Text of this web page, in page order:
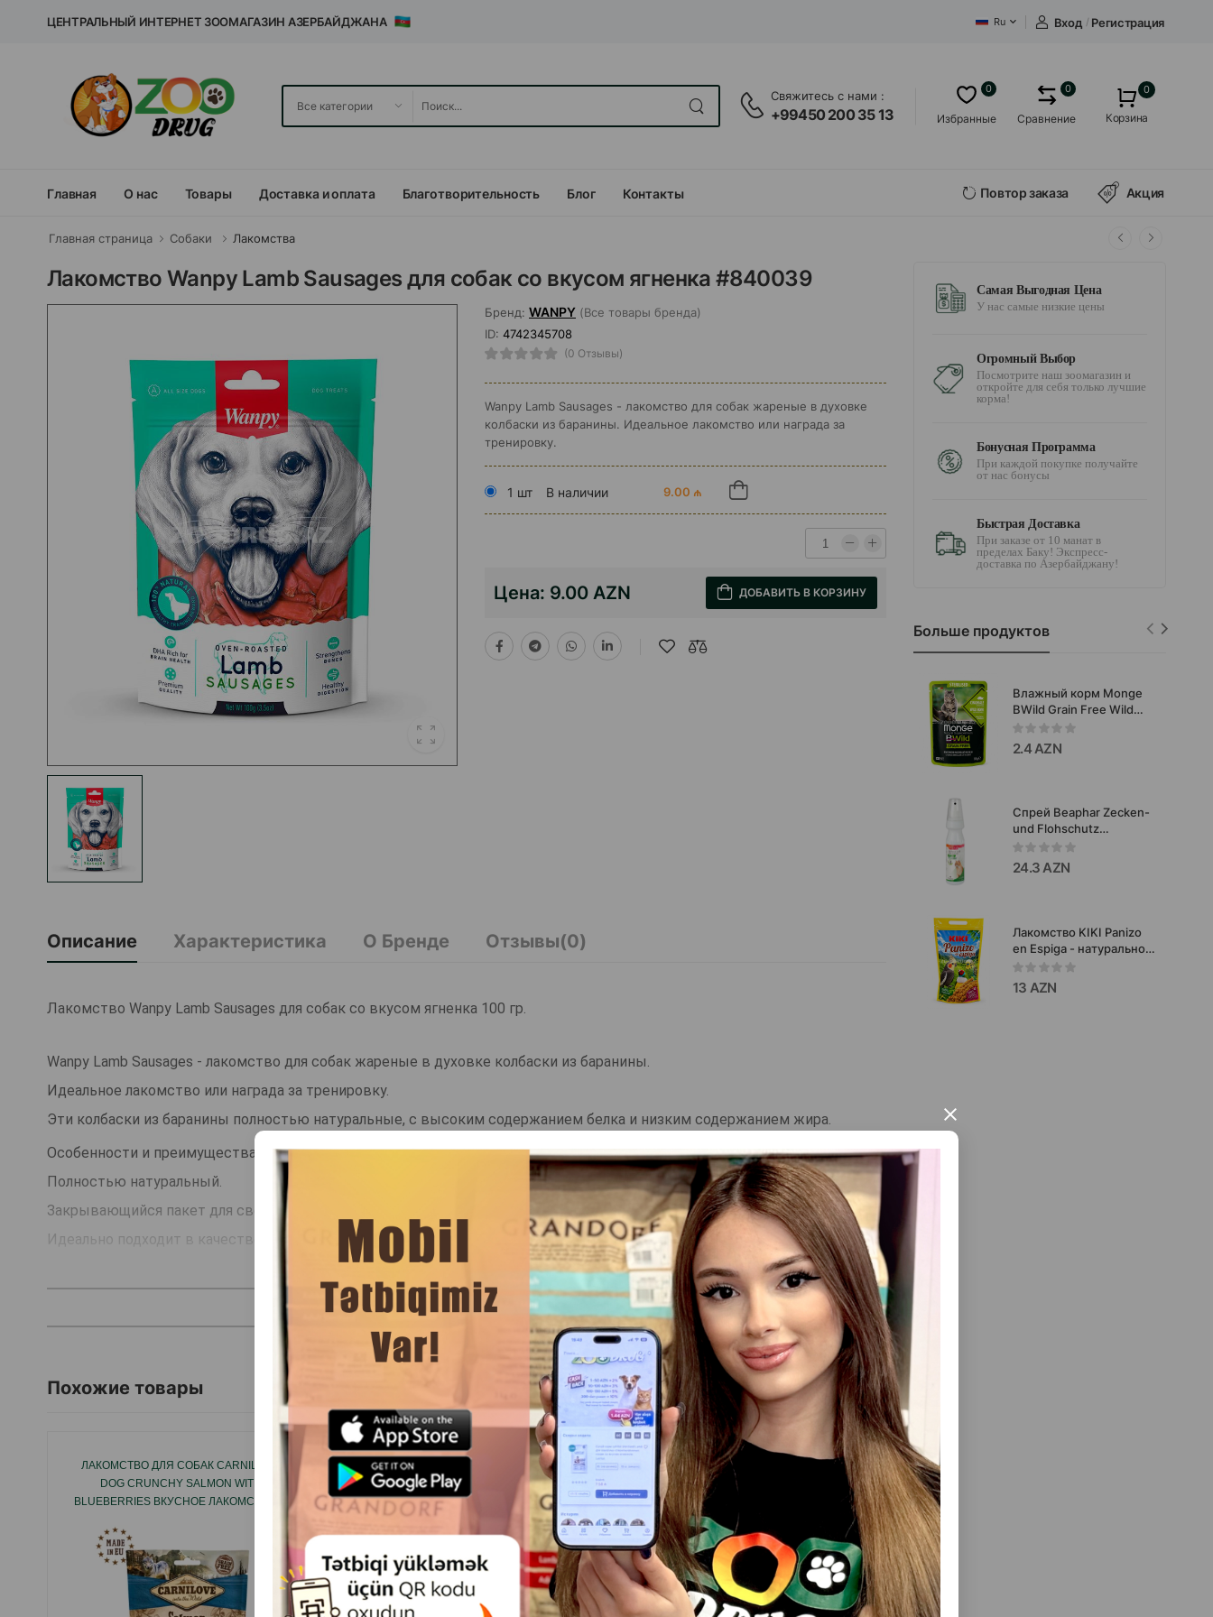
×
ЦЕНТРАЛЬНЫЙ ИНТЕРНЕТ ЗООМАГАЗИН АЗЕРБАЙДЖАНА Ru Вход / Регистрация
Свяжитесь с нами :
+99450 200 35 13 Избранные
0
Сравнение
0 0
Корзина
Главная О нас Товары Доставка и оплата Благотворительность Блог Контакты Повтор заказа Акция
Главная страница Собаки Лакомства
Лакомство Wanpy Lamb Sausages для собак со вкусом ягненка #840039
Бренд: WANPY (Все товары бренда)
ID: 4742345708
(0 Отзывы)
Wanpy Lamb Sausages - лакомство для собак жареные в духовке
колбаски из баранины. Идеальное лакомство или награда за
тренировку.
1 шт В наличии 9.00 ₼
Цена: 9.00 AZN ДОБАВИТЬ В КОРЗИНУ
Описание Характеристика О Бренде Отзывы(0)
Лакомство Wanpy Lamb Sausages для собак со вкусом ягненка 100 гр.
Wanpy Lamb Sausages - лакомство для собак жареные в духовке колбаски из баранины.
Идеальное лакомство или награда за тренировку.
Эти колбаски из баранины полностью натуральные, с высоким содержанием белка и низким содержанием жира.
Особенности и преимущества:
Полностью натуральный.
Закрывающийся пакет для свежести.
Идеально подходит в качестве награды между приемами пищи (не заменяет еду).
ЧИТАТЬ ДАЛЬШЕ
Похожие товары Смотреть Все
ЛАКОМСТВО ДЛЯ СОБАК CARNILOVE
DOG CRUNCHY SALMON WITH
BLUEBERRIES ВКУСНОЕ ЛАКОМСТВО С
ЛАКОМСТВО 8IN1 122593 DELIGHTS
CHICKEN TWISTED STICKS - НАБОР
ТОНКИХ ЖЕВАТЕЛЬНЫХ ПАЛОЧЕК,
СКРУЧЕННЫХ С АРОМАТНЫМ КУРИНЫМ
МЯСОМ.
ЛАКОМСТВО 8IN1 144632 FLAVOURS
TRIPLE FLAVOUR SKEWERS — ЭТО
ВКУСНЫЕ ЖЕВАТЕЛЬНЫЕ ШПАЖКИ С
ПЯТЬЮ РАЗНЫМИ МЯСНЫМИ ВКУСАМИ.
ЛАКОМСТВО WANPY CHICKEN JERKY &
CALCIUM BONE TWISTS ДЛЯ СОБАК СО
ВКУСОМ КУРИНОЙ КОСТИ И КАЛЬЦИЯ
Самая Выгодная Цена
У нас самые низкие цены
Огромный Выбор
Посмотрите наш зоомагазин и
откройте для себя только лучшие
корма!
Бонусная Программа
При каждой покупке получайте
от нас бонусы
Быстрая Доставка
При заказе от 10 манат в
пределах Баку! Экспресс-
доставка по Азербайджану!
Больше продуктов
Влажный корм Monge
BWild Grain Free Wild
Boar Sterilised -
беззерновой
полнорационный корм
кабана и овощами в
аппетитном соусе 85гр
2.4 AZN
Спрей Beaphar Zecken-
und Flohschutz
обеспечивая
немедленную защиту
кошек от клещей и блох
24.3 AZN
Лакомство KIKI Panizo
en Espiga - натуральное
лакомство для
декоративных птиц,
изготовленное из
13 AZN